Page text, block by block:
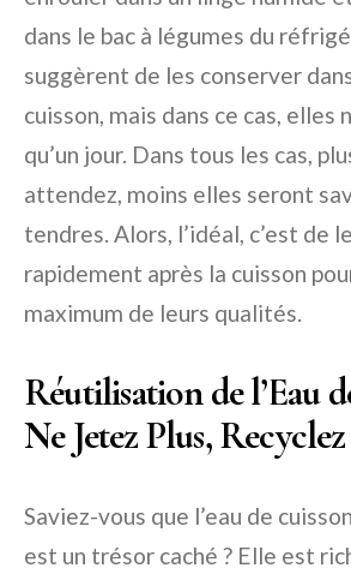
dans le bac à légumes du
suggèrent de les conserver
cuisson, mais dans ce cas, elles
qu’un jour. Dans tous les cas,
attendez, moins elles seront
tendres. Alors, l’idéal, c’est de
rapidement après la cuisson
maximum de leurs qualités.
Réutilisation de l’Eau
Ne Jetez Plus,
Saviez-vous que l’eau de
est un trésor caché ? Elle est